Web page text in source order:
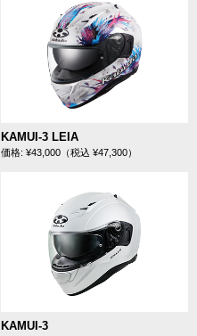
KAMUI-3 LEIA
価格: ¥43,000（税込 ¥47,300）
KAMUI-3